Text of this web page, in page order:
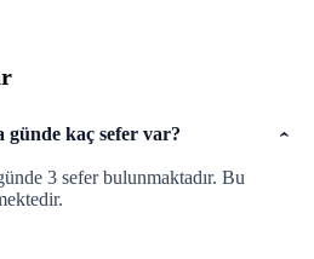
günde kaç sefer var?
3 sefer bulunmaktadır. Bu